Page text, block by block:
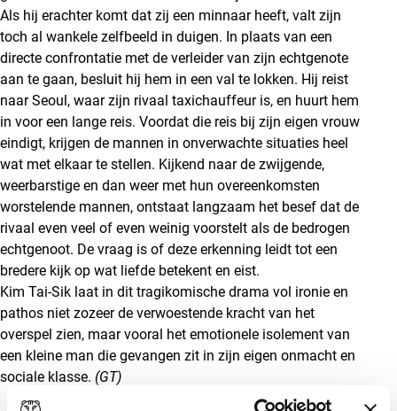
Als hij erachter komt dat zij een minnaar heeft, valt zijn
toch al wankele zelfbeeld in duigen. In plaats van een
directe confrontatie met de verleider van zijn echtgenote
aan te gaan, besluit hij hem in een val te lokken. Hij reist
naar Seoul, waar zijn rivaal taxichauffeur is, en huurt hem
in voor een lange reis. Voordat die reis bij zijn eigen vrouw
eindigt, krijgen de mannen in onverwachte situaties heel
wat met elkaar te stellen. Kijkend naar de zwijgende,
weerbarstige en dan weer met hun overeenkomsten
worstelende mannen, ontstaat langzaam het besef dat de
rivaal even veel of even weinig voorstelt als de bedrogen
echtgenoot. De vraag is of deze erkenning leidt tot een
bredere kijk op wat liefde betekent en eist.
Kim Tai-Sik laat in dit tragikomische drama vol ironie en
pathos niet zozeer de verwoestende kracht van het
overspel zien, maar vooral het emotionele isolement van
een kleine man die gevangen zit in zijn eigen onmacht en
sociale klasse. (GT)